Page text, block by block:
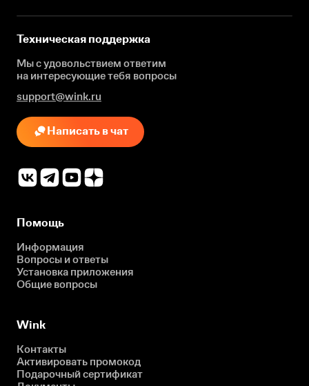
Техническая поддержка
Мы с удовольствием ответим
на интересующиетебя вопросы
support@wink.ru
Написать в чат
Помощь
Информация
Вопросы и ответы
Установка приложения
Общие вопросы
Wink
Контакты
Активировать промокод
Подарочный сертификат